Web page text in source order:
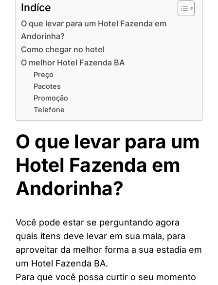
Indíce
O que levar para um Hotel Fazenda em
Andorinha?
Como chegar no hotel
O melhor Hotel Fazenda BA
Preço
Pacotes
Promoção
Telefone
O que levar para um
Hotel Fazenda em
Andorinha?
Você pode estar se perguntando agora
quais itens deve levar em sua mala, para
aproveitar da melhor forma a sua estadia em
um Hotel Fazenda BA.
Para que você possa curtir o seu momento